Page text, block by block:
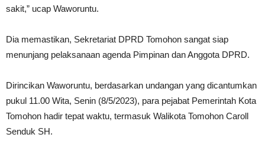
sakit,” ucap Waworuntu.
Dia memastikan, Sekretariat DPRD Tomohon sangat siap
menunjang pelaksanaan agenda Pimpinan dan Anggota DPRD.
Dirincikan Waworuntu, berdasarkan undangan yang dicantumkan
pukul 11.00 Wita, Senin (8/5/2023), para pejabat Pemerintah Kota
Tomohon hadir tepat waktu, termasuk Walikota Tomohon Caroll
Senduk SH.